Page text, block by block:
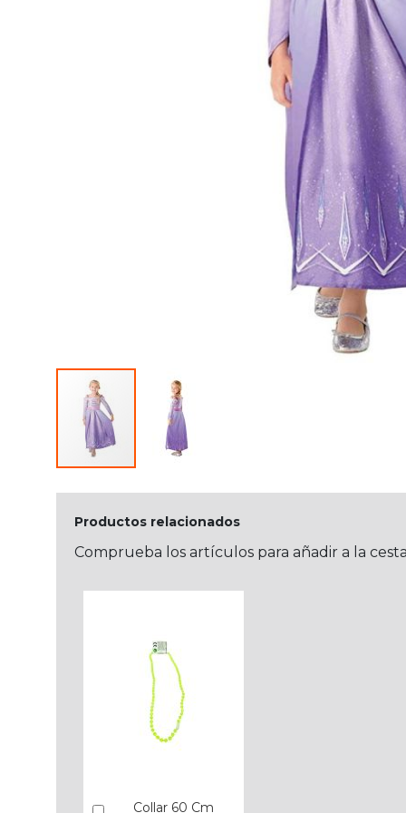
Productos relacionados
Comprueba los artículos para añadir a la
Collar 60 Cm
Añadir